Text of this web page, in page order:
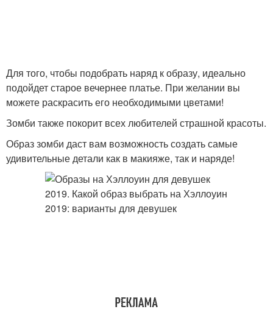
Для того, чтобы подобрать наряд к образу, идеально
подойдет старое вечернее платье. При желании вы
можете раскрасить его необходимыми цветами!
Зомби также покорит всех любителей страшной красоты.
Образ зомби даст вам возможность создать самые
удивительные детали как в макияже, так и наряде!